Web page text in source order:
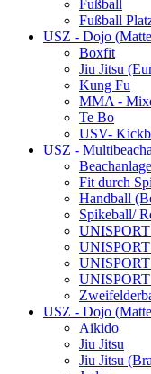
Fußball
Fußball
USZ - Dojo
Boxfit
Jiu Jitsu
Kung Fu
MMA -
Te Bo
USV-
USZ -
Fit durch
Handball
Spikeball/
UNISPORT
USZ - Dojo
Aikido
Jiu Jitsu
Jiu Jitsu